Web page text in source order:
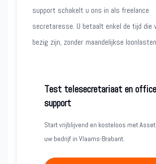
support schakelt u ons in als freelance
secretaresse. U betaalt enkel de tijd die
bezig zijn, zonder maandelijkse
Test telesecretariaat en office
support
Start vrijblijvend en kosteloos met
uw bedrijf in Vlaams-Brabant.